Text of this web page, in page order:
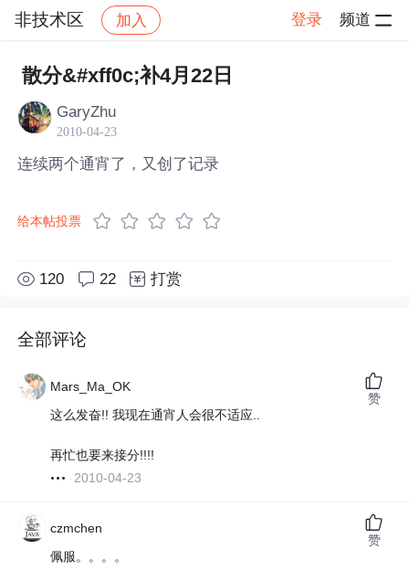
非技术区 加入 登录 频道
社区 非技术区 帖子详情
散分&#xff0c;补4月22日
GaryZhu
2010-04-23
连续两个通宵了，又创了记录
给本帖投票
120 22 打赏
全部评论
Mars_Ma_OK
这么发奋!! 我现在通宵人会很不适应..
再忙也要来接分!!!!
2010-04-23
赞
czmchen
佩服。。。。
赞